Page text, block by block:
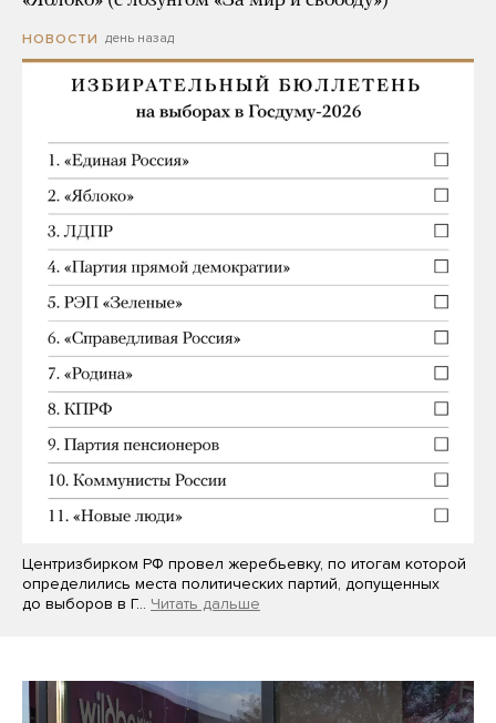
НОВОСТИ день назад
Центризбирком РФ провел жеребьевку, по итогам которой
определились места политических партий, допущенных
до выборов в Г… Читать дальше